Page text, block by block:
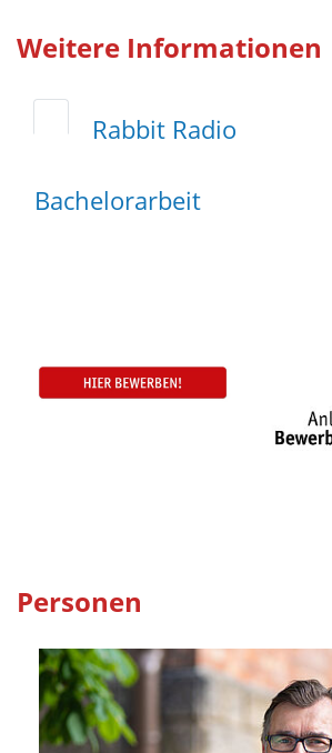
Weitere Informationen
Rabbit Radio
Bachelorarbeit
Personen